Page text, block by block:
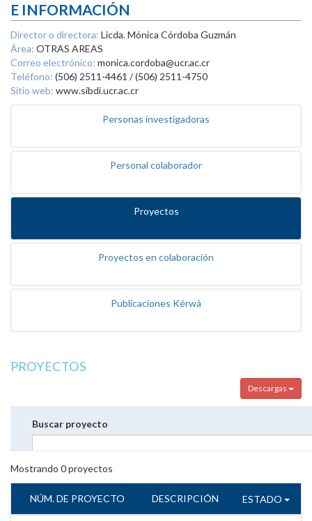
E INFORMACIÓN
Director o directora: Licda. Mónica Córdoba Guzmán
Área: OTRAS AREAS
Correo electrónico: monica.cordoba@ucr.ac.cr
Teléfono: (506) 2511-4461 / (506) 2511-4750
Sitio web: www.sibdi.ucr.ac.cr
Personas investigadoras
Personal colaborador
Proyectos
Proyectos en colaboración
Publicaciones Kérwá
PROYECTOS
Descargas
Buscar proyecto
Mostrando 0proyectos
NÚM. DE PROYECTO DESCRIPCIÓN ESTADO